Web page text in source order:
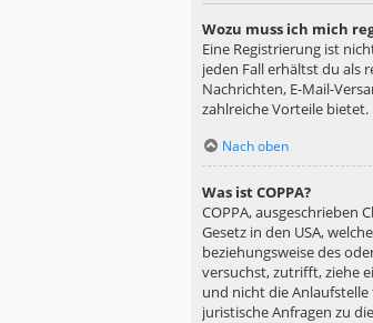
Wozu muss ich mich
Eine Registrierung ist
jeden Fall erhältst du als
Nachrichten, E-Mail-
zahlreiche Vorteile bietet.
Nach oben
Was ist COPPA?
COPPA, ausgeschrieben
Gesetz in den USA,
beziehungsweise des
versuchst, zutrifft, ziehe
und nicht die Anlaufstelle
juristische Anfragen zu